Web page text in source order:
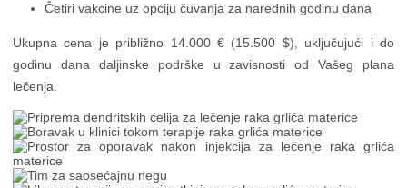
Četiri vakcine uz opciju čuvanja za narednih godinu dana
Ukupna cena je približno 14.000 € (15.500 $), uključujući i do
godinu dana daljinske podrške u zavisnosti od Vašeg plana
lečenja.